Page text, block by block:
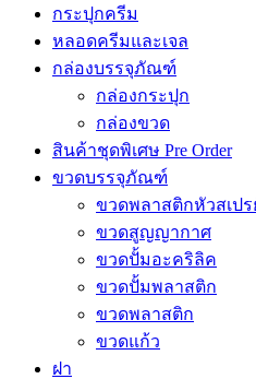
กระปุกครีม
หลอดครีมและเจล
กล่องบรรจุภัณฑ์
กล่องกระปุก
กล่องขวด
สินค้าชุดพิเศษ Pre Order
ขวดบรรจุภัณฑ์
ขวดพลาสติกหัวสเปร
ขวดสูญญากาศ
ขวดปั้มอะคริลิค
ขวดปั้มพลาสติก
ขวดพลาสติก
ขวดแก้ว
ฝา